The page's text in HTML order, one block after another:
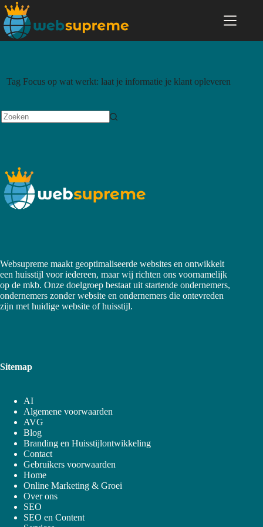
Tag Focus op wat werkt: laat je informatie je klant opleveren
Websupreme maakt geoptimaliseerde websites en ontwikkelt
een huisstijl voor iedereen, maar wij richten ons voornamelijk
op de mkb. Onze doelgroep bestaat uit startende ondernemers,
ondernemers zonder website en ondernemers die ontevreden
zijn met huidige website of huisstijl.
Sitemap
AI
Algemene voorwaarden
AVG
Blog
Branding en Huisstijlontwikkeling
Contact
Gebruikers voorwaarden
Home
Online Marketing & Groei
Over ons
SEO
SEO en Content